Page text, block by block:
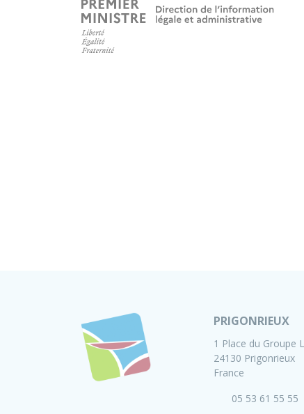
PRIGONRIEUX
1 Place du Groupe
24130 Prigonrieux
France
05 53 61 55 55